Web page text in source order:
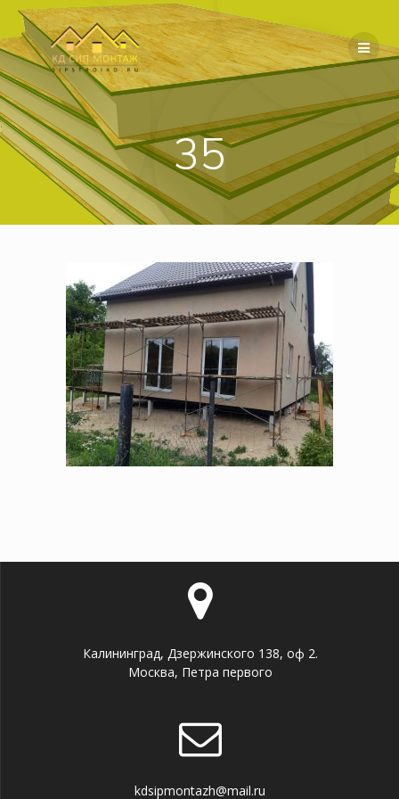
Перейти
содержимому
35
Калининград, Дзержинского 138, оф 2.
Москва, Петра первого
kdsipmontazh@mail.ru